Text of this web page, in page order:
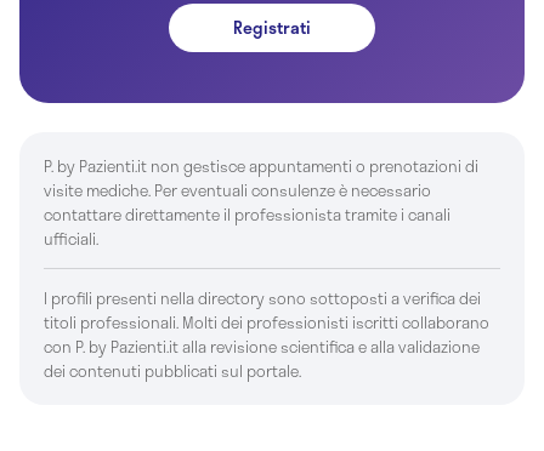
Registrati
P. by Pazienti.it non gestisce appuntamenti o prenotazioni di
visite mediche. Per eventuali consulenze è necessario
contattare direttamente il professionista tramite i canali
ufficiali.
I profili presenti nella directory sono sottoposti a verifica dei
titoli professionali. Molti dei professionisti iscritti collaborano
con P. by Pazienti.it alla revisione scientifica e alla validazione
dei contenuti pubblicati sul portale.